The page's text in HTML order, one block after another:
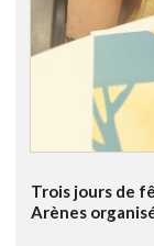
Trois jours de
Arènes